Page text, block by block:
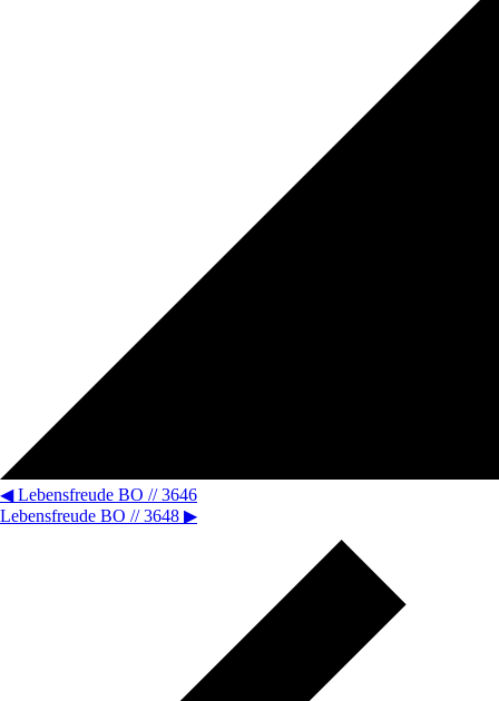
◀Lebensfreude BO // 3646
Lebensfreude BO // 3648 ▶